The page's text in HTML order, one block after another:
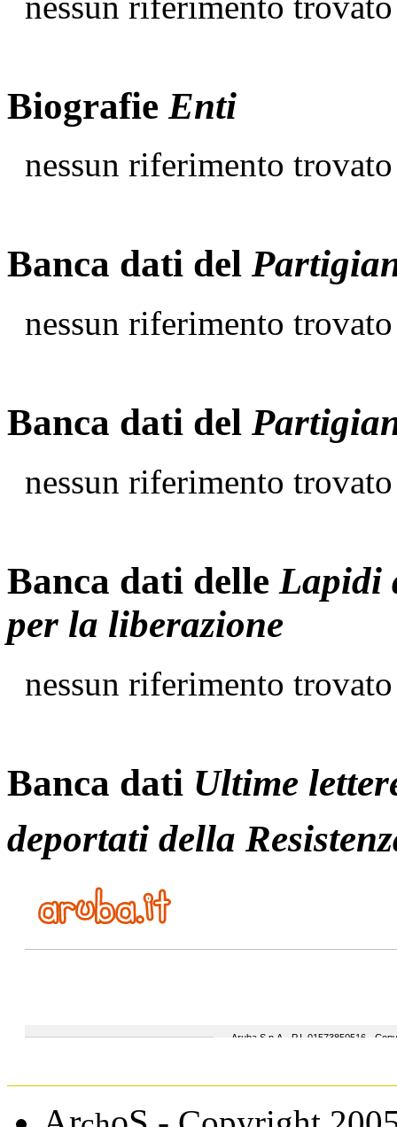
Biografie Enti
nessun riferimento trovato
Banca dati del
nessun riferimento trovato
Banca dati del
nessun riferimento trovato
Banca dati delle Lapidi
per la liberazione
nessun riferimento trovato
Banca dati Ultime
deportati della